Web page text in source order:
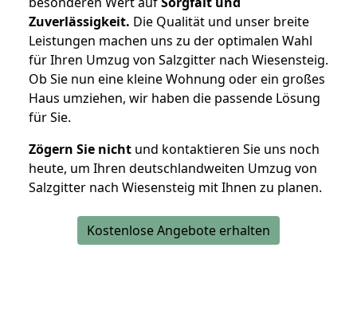
Zuverlässigkeit. Die Qualität und unser breite
Leistungen machen uns zu der optimalen Wahl
für Ihren Umzug von Salzgitter nach Wiesensteig.
Ob Sie nun eine kleine Wohnung oder ein großes
Haus umziehen, wir haben die passende Lösung
für Sie.
Zögern Sie nicht und kontaktieren Sie uns noch
heute, um Ihren deutschlandweiten Umzug von
Salzgitter nach Wiesensteig mit Ihnen zu planen.
Kostenlose Angebote erhalten